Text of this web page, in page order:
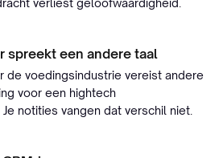
verliest geloofwaardigheid.
spreekt een andere taal
de voedingsindustrie vereist andere
voor een hightech
notities vangen dat verschil niet.